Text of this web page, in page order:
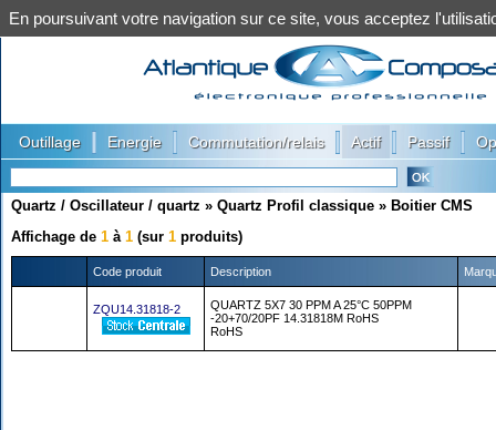
Outillage Energie Commutation/relais Actif Passif
Quartz / Oscillateur / quartz » Quartz Profil classique » Boitier CMS
Affichage de 1 à 1 (sur 1 produits)
Code produit Description
ZQU14.31818-2
QUARTZ 5X7 30 PPM A 25°C 50PPM
-20+70/20PF 14.31818M RoHS
RoHS
En poursuivant votre navigation sur ce site, vous acceptez